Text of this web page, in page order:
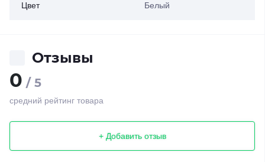
Цвет Белый
Отзывы
0 / 5
средний рейтинг товара
+ Добавить отзыв